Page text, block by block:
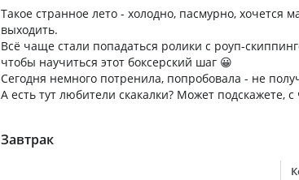
Такое странное лето - холодно, пасмурно, хочется
выходить.
Всё чаще стали попадаться ролики с роуп-
чтобы научиться этот боксерский шаг 😀
Сегодня немного потренила, попробовала - не
А есть тут любители скакалки? Может подскажете, с
Завтрак